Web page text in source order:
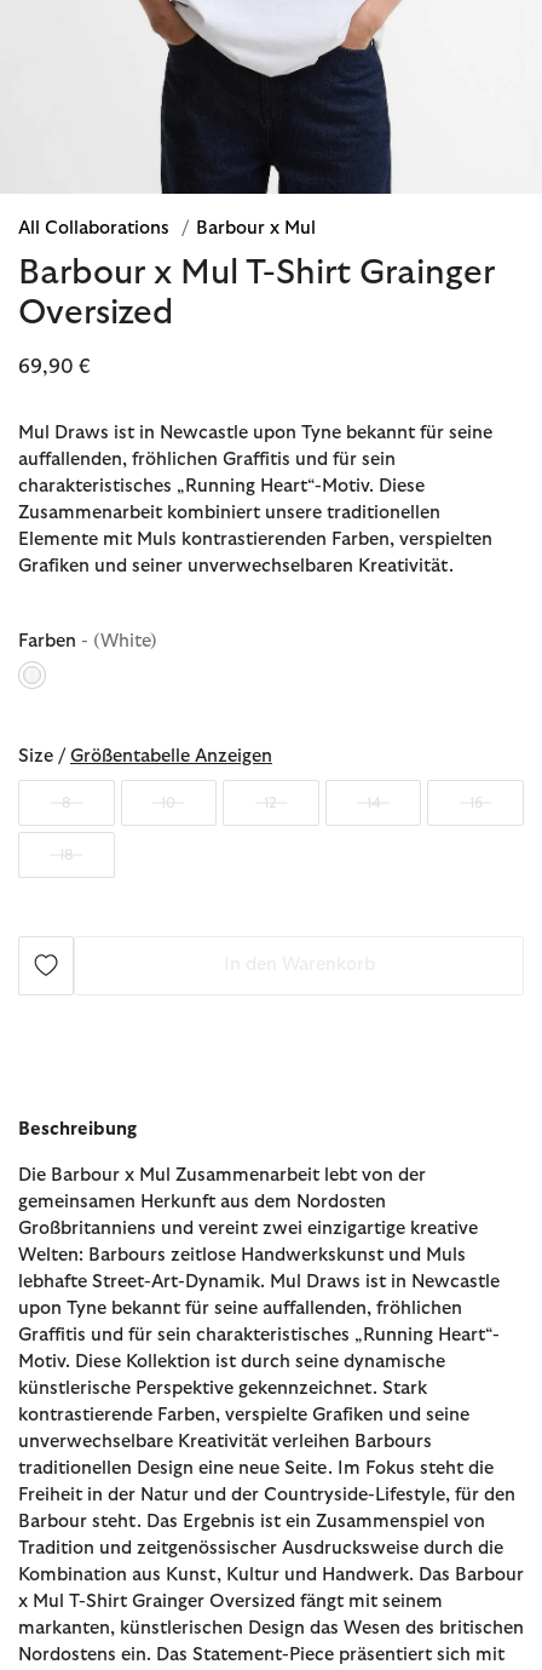
All Collaborations / Barbour x Mul
Barbour x Mul T-Shirt Grainger
Oversized
69,90 €
Mul Draws ist in Newcastle upon Tyne bekannt für seine
auffallenden, fröhlichen Graffitis und für sein
charakteristisches „Running Heart“-Motiv. Diese
Zusammenarbeit kombiniert unsere traditionellen
Elemente mit Muls kontrastierenden Farben, verspielten
Grafiken und seiner unverwechselbaren Kreativität.
Farben - (White)
Size / Größentabelle Anzeigen
8 10 12 14 16
18
Beschreibung
Die Barbour x Mul Zusammenarbeit lebt von der
gemeinsamen Herkunft aus dem Nordosten
Großbritanniens und vereint zwei einzigartige kreative
Welten: Barbours zeitlose Handwerkskunst und Muls
lebhafte Street-Art-Dynamik. Mul Draws ist in Newcastle
upon Tyne bekannt für seine auffallenden, fröhlichen
Graffitis und für sein charakteristisches „Running Heart“-
Motiv. Diese Kollektion ist durch seine dynamische
künstlerische Perspektive gekennzeichnet. Stark
kontrastierende Farben, verspielte Grafiken und seine
unverwechselbare Kreativität verleihen Barbours
traditionellen Design eine neue Seite. Im Fokus steht die
Freiheit in der Natur und der Countryside-Lifestyle, für den
Barbour steht. Das Ergebnis ist ein Zusammenspiel von
Tradition und zeitgenössischer Ausdrucksweise durch die
Kombination aus Kunst, Kultur und Handwerk. Das Barbour
x Mul T-Shirt Grainger Oversized fängt mit seinem
markanten, künstlerischen Design das Wesen des britischen
Nordostens ein. Das Statement-Piece präsentiert sich mit